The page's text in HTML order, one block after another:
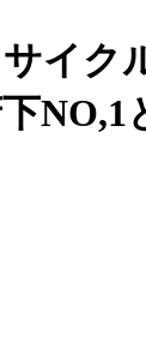
イク